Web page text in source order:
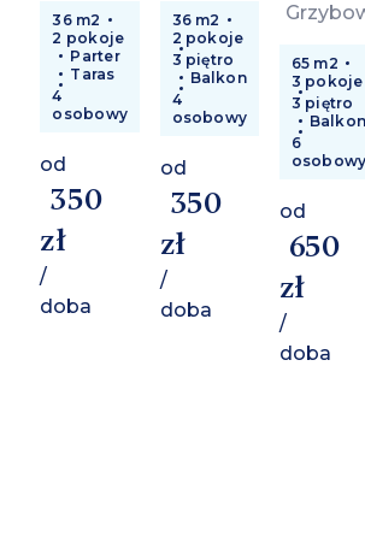
36 m2
2 pokoje
Parter
Taras
4
osobowy
od
350
zł
/
doba
36 m2
2 pokoje
3 piętro
Balkon
4
osobowy
od
350
zł
/
doba
65 m2
3 pokoje
3 piętro
6
od
650
zł
/
doba